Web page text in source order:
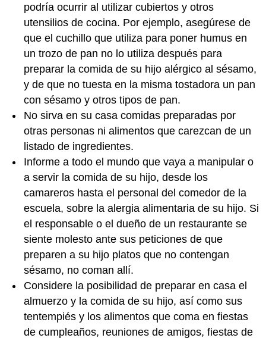
podría ocurrir al utilizar cubiertos y otros
utensilios de cocina. Por ejemplo, asegúrese de
que el cuchillo que utiliza para poner humus en
un trozo de pan no lo utiliza después para
preparar la comida de su hijo alérgico al sésamo,
y de que no tuesta en la misma tostadora un pan
con sésamo y otros tipos de pan.
No sirva en su casa comidas preparadas por
otras personas ni alimentos que carezcan de un
listado de ingredientes.
Informe a todo el mundo que vaya a manipular o
a servir la comida de su hijo, desde los
camareros hasta el personal del comedor de la
escuela, sobre la alergia alimentaria de su hijo. Si
el responsable o el dueño de un restaurante se
siente molesto ante sus peticiones de que
preparen a su hijo platos que no contengan
sésamo, no coman allí.
Considere la posibilidad de preparar en casa el
almuerzo y la comida de su hijo, así como sus
tentempiés y los alimentos que coma en fiestas
de cumpleaños, reuniones de amigos, fiestas de